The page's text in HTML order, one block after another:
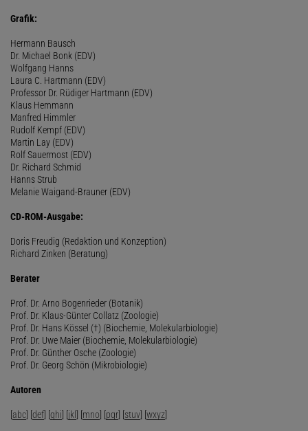
Grafik:
Hermann Bausch
Dr. Michael Bonk (EDV)
Wolfgang Hanns
Laura C. Hartmann (EDV)
Professor Dr. Rüdiger Hartmann (EDV)
Klaus Hemmann
Manfred Himmler
Rudolf Kempf (EDV)
Martin Lay (EDV)
Rolf Sauermost (EDV)
Dr. Richard Schmid
Hanns Strub
Melanie Waigand-Brauner (EDV)
CD-ROM-Ausgabe:
Doris Freudig (Redaktion und Konzeption)
Richard Zinken (Beratung)
Berater
Prof. Dr. Arno Bogenrieder (Botanik)
Prof. Dr. Klaus-Günter Collatz (Zoologie)
Prof. Dr. Hans Kössel (†) (Biochemie, Molekularbiologie)
Prof. Dr. Uwe Maier (Biochemie, Molekularbiologie)
Prof. Dr. Günther Osche (Zoologie)
Prof. Dr. Georg Schön (Mikrobiologie)
Autoren
[abc] [def] [ghi] [jkl] [mno] [pqr] [stuv] [wxyz]